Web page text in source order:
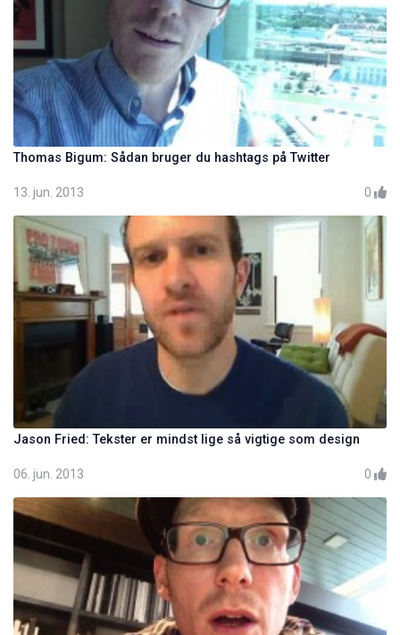
Thomas Bigum: Sådan bruger du hashtags på Twitter
13. jun. 2013 0
Jason Fried: Tekster er mindst lige så vigtige som design
06. jun. 2013 0